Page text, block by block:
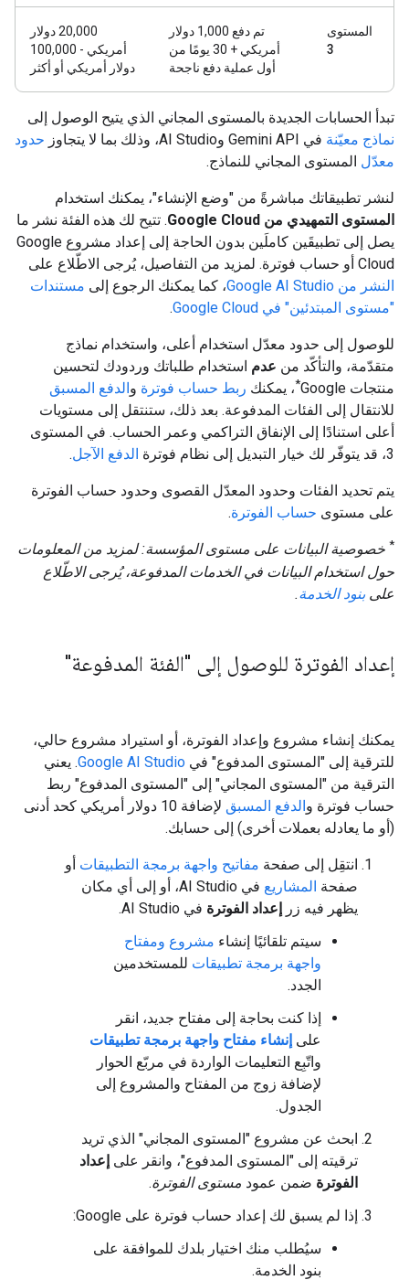
المستوى
3
تم دفع 1,000 دولار
أمريكي + 30 يومًا من
أول عملية دفع ناجحة
‫20,000 دولار
أمريكي - 100,000
دولار أمريكي أو أكثر
تبدأ الحسابات الجديدة بالمستوى المجاني الذي يتيح الوصول إلى
نماذج معيّنة في Gemini API وAI Studio، وذلك بما لا يتجاوز
حدود
معدّل المستوى المجاني للنماذج.
لنشر تطبيقاتك مباشرةً من "وضع الإنشاء"، يمكنك استخدام
المستوى التمهيدي من Google Cloud
. تتيح لك هذه الفئة نشر ما
يصل إلى تطبيقَين كاملَين بدون الحاجة إلى إعداد مشروع Google
Cloud أو حساب فوترة. لمزيد من التفاصيل، يُرجى الاطّلاع على
النشر من Google AI Studio
، كما يمكنك الرجوع إلى مستندات
"مستوى المبتدئين" في Google Cloud
.
للوصول إلى حدود معدّل استخدام أعلى، واستخدام نماذج
متقدّمة، والتأكّد من عدم استخدام طلباتك وردودك لتحسين
منتجات Google
*، يمكنك ربط حساب فوترة و الدفع المسبق
للانتقال إلى الفئات المدفوعة. بعد ذلك، ستنتقل إلى مستويات
أعلى استنادًا إلى الإنفاق التراكمي وعمر الحساب. في المستوى
3، قد يتوفّر لك خيار التبديل إلى نظام فوترة
الدفع الآجل.
يتم تحديد الفئات وحدود المعدّل القصوى وحدود حساب الفوترة
على مستوى حساب الفوترة.
* خصوصية البيانات على مستوى المؤسسة: لمزيد من المعلومات
حول استخدام البيانات في الخدمات المدفوعة، يُرجى الاطّلاع
على بنود الخدمة.
إعداد الفوترة للوصول إلى "الفئة المدفوعة"
يمكنك إنشاء مشروع وإعداد الفوترة، أو استيراد مشروع حالي،
للترقية إلى "المستوى المدفوع" في Google AI Studio. يعني
الترقية من "المستوى المجاني" إلى "المستوى المدفوع" ربط
حساب فوترة والدفع المسبق
لإضافة 10 دولار أمريكي كحد أدنى
(أو ما يعادله بعملات أخرى) إلى حسابك.
انتقِل إلى صفحة مفاتيح واجهة برمجة التطبيقات أو
صفحة المشاريع
في AI Studio، أو إلى أي مكان
يظهر فيه زر إعداد الفوترة في AI Studio.
سيتم تلقائيًا إنشاء مشروع ومفتاح
واجهة برمجة تطبيقات للمستخدمين
الجدد.
إذا كنت بحاجة إلى مفتاح جديد، انقر
على إنشاء مفتاح واجهة برمجة تطبيقات
واتّبِع التعليمات الواردة في مربّع الحوار
لإضافة زوج من المفتاح والمشروع إلى
الجدول.
ابحث عن مشروع "المستوى المجاني" الذي تريد
ترقيته إلى "المستوى المدفوع"، وانقر على إعداد
الفوترة ضمن عمود مستوى الفوترة.
إذا لم يسبق لك إعداد حساب فوترة على Google:
سيُطلب منك اختيار بلدك للموافقة على
بنود الخدمة.